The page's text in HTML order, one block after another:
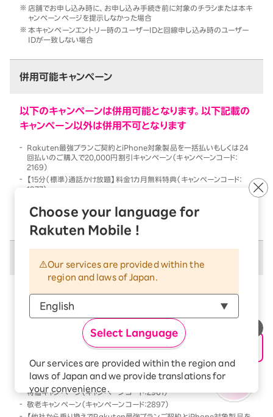
Choose your language for
Rakuten Mobile !
Our services are provided within the
region and laws of Japan.
Select Language
Our services are provided within the region and
laws of Japan and we provide translations for
your convenience.
The Japanese version of our websites and
applications, in which include Rakuten
店舗でお申し込み時に、お申し込み手続き前に対象のチラシまたは本キ
ャンペーンページを提示しなかった場合
本キャンペーンエントリー時のユーザーIDと回線申し込み時のユーザー
IDが一致しない場合
併用可能キャンペーン
以下のキャンペーンは併用可能となります。以下記載の
キャンペーン以外は併用不可となります
Rakuten最強プランご契約とiPhone対象製品を一括払いもしくは24
回払いのご購入で20,000円割引キャンペーン（キャンペーンコード：
2169）
【15分（標準）通話かけ放題】料金1カ月無料特典（キャンペーンコード：
1977）
括払いもしくは24回払いのご購入で割引キャンペーン（キャンペーンコー
以下のキャンペーンは、併用不可となります
本キャンペーン条件を満たす前、または満たした後に、
以下のキャンペーンの条件を満たした場合には、以下の
キャンペーンのみが優先的に適用となります
Rakutenオリジナル製品 1円キャンペーン（キャンペーンコード：2808）
「Rakuten最強プラン契約＆Android買い替え超トクプログラム利用」
特価キャンペーン（キャンペーンコード：2961）
敬老キャンペーン（キャンペーンコード：2897）